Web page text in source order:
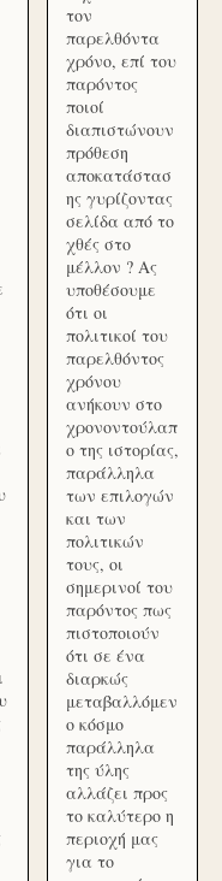
τον
παρελθόντα
χρόνο, επί του
παρόντος
ποιοί
διαπιστώνουν
πρόθεση
αποκατάστασ
ης γυρίζοντας
σελίδα από το
χθές στο
μέλλον ? Ας
υποθέσουμε
ότι οι
πολιτικοί του
παρελθόντος
χρόνου
ανήκουν στο
χρονοντούλαπ
ο της ιστορίας,
παράλληλα
των επιλογών
και των
πολιτικών
τους, οι
σημερινοί του
παρόντος πως
πιστοποιούν
ότι σε ένα
διαρκώς
μεταβαλλόμεν
ο κόσμο
παράλληλα
της ύλης
αλλάζει προς
το καλύτερο η
περιοχή μας
για το